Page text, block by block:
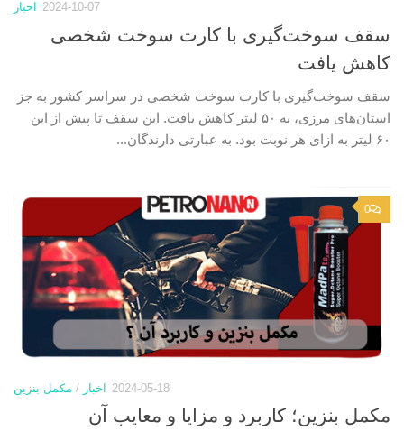
اخبار 2024-10-07
سقف سوخت‌گیری با کارت سوخت شخصی
کاهش یافت
سقف سوخت‌گیری با کارت سوخت شخصی در سراسر کشور به جز
استان‌های مرزی، به ۵٠ لیتر کاهش یافت. این سقف تا پیش از این
۶٠ لیتر به ازای هر نوبت بود. به عبارتی دارندگان...
0
اخبار / مکمل بنزین 2024-05-18
مکمل بنزین؛ کاربرد و مزایا و معایب آن